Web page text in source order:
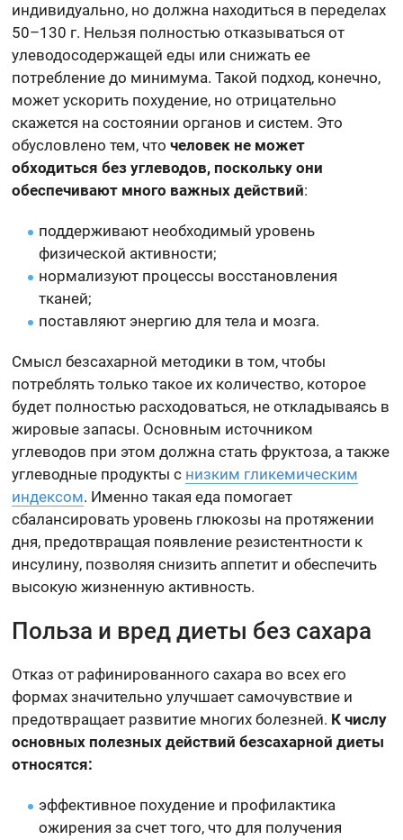
индивидуально, но должна находиться в переделах
50–130 г. Нельзя полностью отказываться от
улеводосодержащей еды или снижать ее
потребление до минимума. Такой подход, конечно,
может ускорить похудение, но отрицательно
скажется на состоянии органов и систем. Это
обусловлено тем, чточеловек не может
обходиться без углеводов, поскольку они
обеспечивают много важных действий:
поддерживают необходимый уровень
физической активности;
нормализуют процессы восстановления
тканей;
поставляют энергию для тела и мозга.
Смысл безсахарной методики в том, чтобы
потреблять только такое их количество, которое
будет полностью расходоваться, не откладываясь в
жировые запасы. Основным источником
углеводов при этом должна стать фруктоза, а также
углеводные продукты с низким гликемическим
индексом. Именно такая еда помогает
сбалансировать уровень глюкозы на протяжении
дня, предотвращая появление резистентности к
инсулину, позволяя снизить аппетит и обеспечить
высокую жизненную активность.
Польза и вред диеты без сахара
Отказ от рафинированного сахара во всех его
формах значительно улучшает самочувствие и
предотвращает развитие многих болезней. К числу
основных полезных действий безсахарной диеты
относятся:
эффективное похудение и профилактика
ожирения за счет того, что для получения